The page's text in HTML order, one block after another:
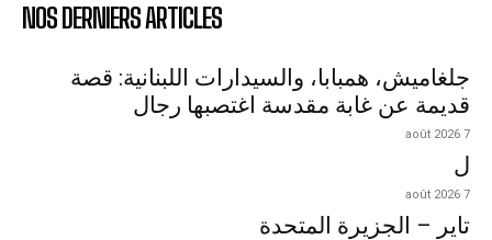
NOS DERNIERS ARTICLES
جلغاميش، همبابا، والسيدارات اللبنانية: قصة
قديمة عن غابة مقدسة اغتصبها رجال
7 août 2026
ل
7 août 2026
تاير – الجزيرة المتحدة